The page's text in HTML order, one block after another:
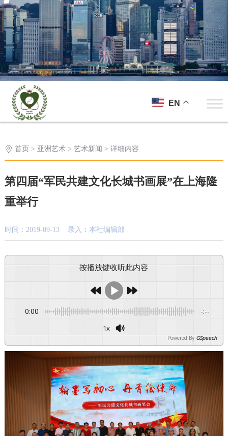
EN
首页 > 亚洲艺术> 艺术新闻 > 详细内容
第四届“军民共建文化长城书画展”在上海隆
重举行
时间：2019-09-13 录入：本社编辑部
按播放键收听此内容
0:00 -:--
1x
Powered By GSpeech